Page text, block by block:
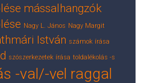
mássalhangzók
Nagy L. János Nagy Margit
István számok írása
szószerkezetek írása toldalékolás -s
-val/-vel raggal